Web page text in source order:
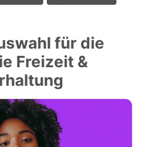
für die
Freizeit &